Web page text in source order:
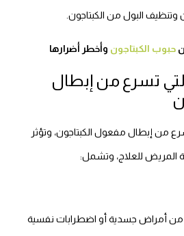
البول من الكبتاجون.
حبوب الكبتاجون وأخطر أضرارها
تسرع من إبطال
من إبطال مفعول الكبتاجون، وتؤثر
المريض للعلاج، وتشمل:
من أمراض جسدية أو اضطرابات نفسية